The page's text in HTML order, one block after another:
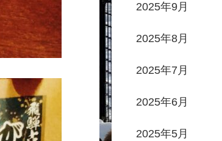
2025年9月
2025年8月
2025年7月
2025年6月
2025年5月